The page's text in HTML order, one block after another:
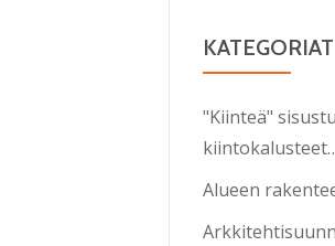
KATEGORIAT
"Kiinteä"
Alueen